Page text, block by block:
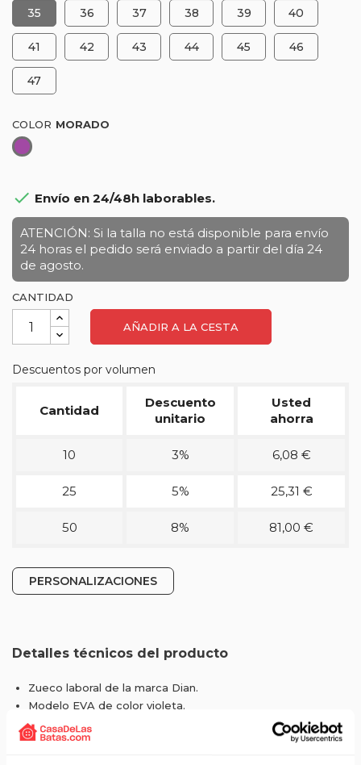
35 36 37 38 39 40
41 42 43 44 45 46
47
COLOR
Morado
 Envío en 24/48h laborables.
ATENCIÓN: Si la talla no está disponible para envío
24 horas el pedido será enviado a partir del día 24
de agosto.
CANTIDAD
AÑADIR A LA CESTA
Descuentos por volumen
Cantidad
Descuento
unitario
Usted
ahorra
10 3% 6,08 €
25 5% 25,31 €
50 8% 81,00 €
PERSONALIZACIONES
Detalles técnicos del producto
Zueco laboral de la marca Dian.
Modelo EVA de color violeta.
Antibacteriano.
Tallas de la 35 hasta la 47.